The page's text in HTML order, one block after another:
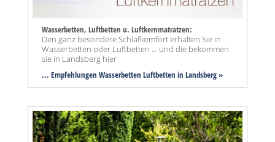
Wasserbetten, Luftbetten u. Luftkernmatratzen:
Den ganz besondere Schlafkomfort erhalten Sie in
Wasserbetten oder Luftbetten ... und die bekommen
sie in Landsberg hier
... Empfehlungen Wasserbetten Luftbetten in Landsberg »